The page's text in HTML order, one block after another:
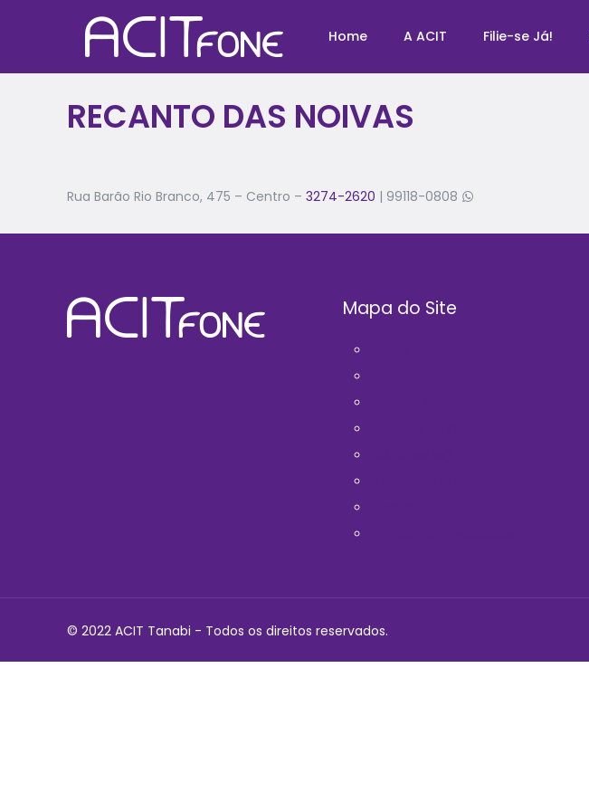
Home A ACIT Filie-se Já!
RECANTO DAS NOIVAS
Rua Barão Rio Branco, 475 – Centro –3274-2620 | 99118-0808
Mapa do Site
© 2022 ACIT Tanabi - Todos os direitos reservados.